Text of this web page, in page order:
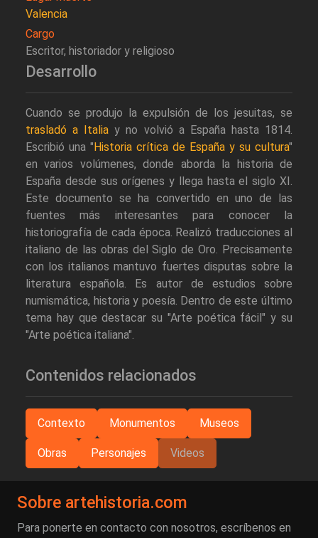
Valencia
Cargo
Escritor, historiador y religioso
Desarrollo
Cuando se produjo la expulsión de los jesuitas, se
trasladó a Italia y no volvió a España hasta 1814.
Escribió una "Historia crítica de España y su cultura"
en varios volúmenes, donde aborda la historia de
España desde sus orígenes y llega hasta el siglo XI.
Este documento se ha convertido en uno de las
fuentes más interesantes para conocer la
historiografía de cada época. Realizó traducciones al
italiano de las obras del Siglo de Oro. Precisamente
con los italianos mantuvo fuertes disputas sobre la
literatura española. Es autor de estudios sobre
numismática, historia y poesía. Dentro de este último
tema hay que destacar su "Arte poética fácil" y su
"Arte poética italiana".
Contenidos relacionados
Contexto Monumentos Museos
Obras Personajes Videos
Sobre artehistoria.com
Para ponerte en contacto con nosotros, escríbenos en